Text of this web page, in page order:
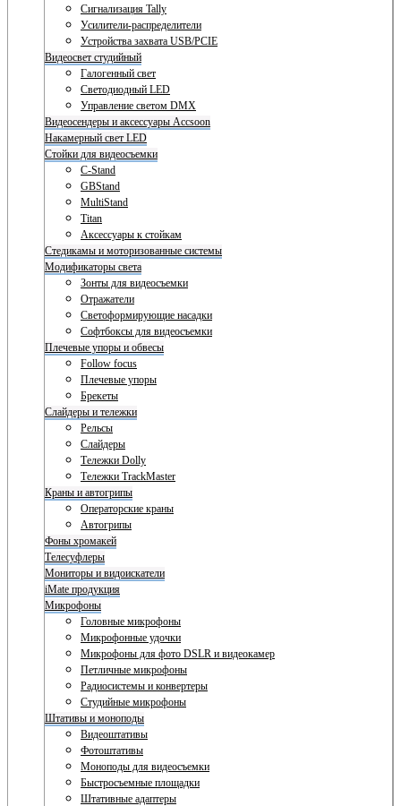
Сигнализация Tally
Усилители-распределители
Устройства захвата USB/PCIE
Видеосвет студийный
Галогенный свет
Светодиодный LED
Управление светом DMX
Видеосендеры и аксессуары Accsoon
Накамерный свет LED
Стойки для видеосъемки
C-Stand
GBStand
MultiStand
Titan
Аксессуары к стойкам
Стедикамы и моторизованные системы
Модификаторы света
Зонты для видеосъемки
Отражатели
Светоформирующие насадки
Софтбоксы для видеосъемки
Плечевые упоры и обвесы
Follow focus
Плечевые упоры
Брекеты
Слайдеры и тележки
Рельсы
Слайдеры
Тележки Dolly
Тележки TrackMaster
Краны и автогрипы
Операторские краны
Автогрипы
Фоны хромакей
Телесуфлеры
Мониторы и видоискатели
iMate продукция
Микрофоны
Головные микрофоны
Микрофонные удочки
Микрофоны для фото DSLR и видеокамер
Петличные микрофоны
Радиосистемы и конвертеры
Студийные микрофоны
Штативы и моноподы
Видеоштативы
Фотоштативы
Моноподы для видеосъемки
Быстросъемные площадки
Штативные адаптеры